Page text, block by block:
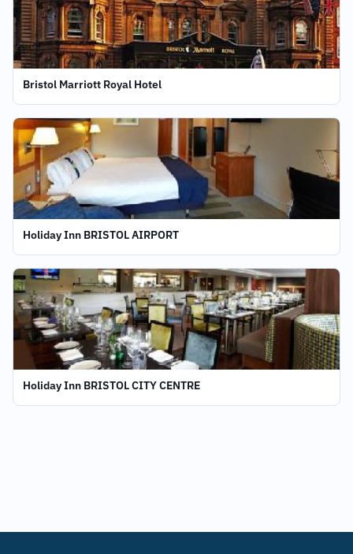
Bristol Marriott Royal Hotel
Holiday Inn BRISTOL AIRPORT
Holiday Inn BRISTOL CITY CENTRE